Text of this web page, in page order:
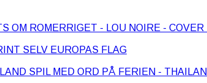
EUROPAS FLAG
SPIL MED ORD PÅ FERIEN -